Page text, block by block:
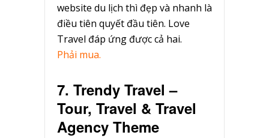
website du lịch thì đẹp và nhanh là
điều tiên quyết đầu tiên. Love
Travel đáp ứng được cả hai.
Phải mua.
7. Trendy Travel –
Tour, Travel & Travel
Agency Theme